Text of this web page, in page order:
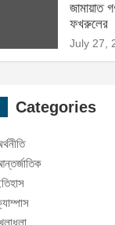
জামায়াত
ফখরুলের
July 27,
Categories